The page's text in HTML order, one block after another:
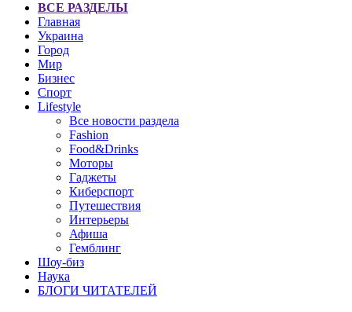
ВСЕ РАЗДЕЛЫ
Главная
Украина
Город
Мир
Бизнес
Спорт
Lifestyle
Все новости раздела
Fashion
Food&Drinks
Моторы
Гаджеты
Киберспорт
Путешествия
Интерьеры
Афиша
Гемблинг
Шоу-биз
Наука
БЛОГИ ЧИТАТЕЛЕЙ